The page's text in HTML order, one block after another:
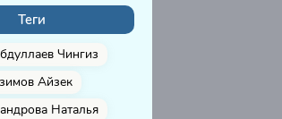
Теги
Чингиз
Айзек
Наталья